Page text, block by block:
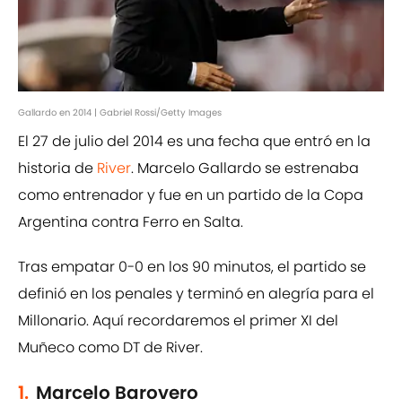
Gallardo en 2014 | Gabriel Rossi/Getty Images
El 27 de julio del 2014 es una fecha que entró en la
historia de River. Marcelo Gallardo se estrenaba
como entrenador y fue en un partido de la Copa
Argentina contra Ferro en Salta.
Tras empatar 0-0 en los 90 minutos, el partido se
definió en los penales y terminó en alegría para el
Millonario. Aquí recordaremos el primer XI del
Muñeco como DT de River.
1. Marcelo Barovero